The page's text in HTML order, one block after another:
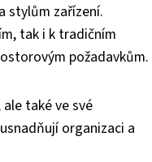
stylům zařízení.
tak i k tradičním
požadavkům.
také ve své
organizaci a